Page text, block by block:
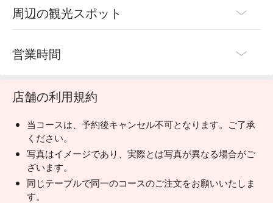
り、血管を丈夫にする働きがあります。
周辺の観光スポット
営業時間
店舗の利用規約
当コースは、予約後キャンセル不可となります。ご了承
ください。
写真はイメージであり、実際とは写真が異なる場合がご
ざいます。
同じテーブルで同一のコースのご注文をお願いいたしま
す。